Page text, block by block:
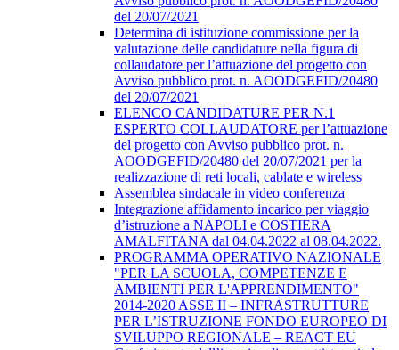
del 20/07/2021
Determina di istituzione commissione per la
valutazione delle candidature nella figura di
collaudatore per l’attuazione del progetto con
Avviso pubblico prot. n. AOODGEFID/20480
del 20/07/2021
ELENCO CANDIDATURE PER N.1
ESPERTO COLLAUDATORE per l’attuazione
del progetto con Avviso pubblico prot. n.
AOODGEFID/20480 del 20/07/2021 per la
realizzazione di reti locali, cablate e wireless
Assemblea sindacale in video conferenza
Integrazione affidamento incarico per viaggio
d’istruzione a NAPOLI e COSTIERA
AMALFITANA dal 04.04.2022 al 08.04.2022.
PROGRAMMA OPERATIVO NAZIONALE
"PER LA SCUOLA, COMPETENZE E
AMBIENTI PER L'APPRENDIMENTO"
2014-2020 ASSE II – INFRASTRUTTURE
PER L’ISTRUZIONE FONDO EUROPEO DI
SVILUPPO REGIONALE – REACT EU